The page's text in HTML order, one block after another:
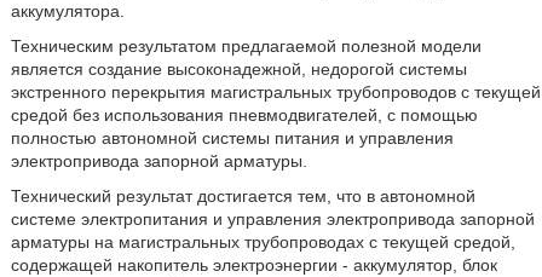
аккумулятора.
Техническим результатом предлагаемой полезной модели
является создание высоконадежной, недорогой системы
экстренного перекрытия магистральных трубопроводов с текущей
средой без использования пневмодвигателей, с помощью
полностью автономной системы питания и управления
электропривода запорной арматуры.
Технический результат достигается тем, что в автономной
системе электропитания и управления электропривода запорной
арматуры на магистральных трубопроводах с текущей средой,
содержащей накопитель электроэнергии - аккумулятор, блок